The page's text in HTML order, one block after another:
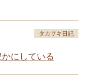
タカサキ日記
にしている